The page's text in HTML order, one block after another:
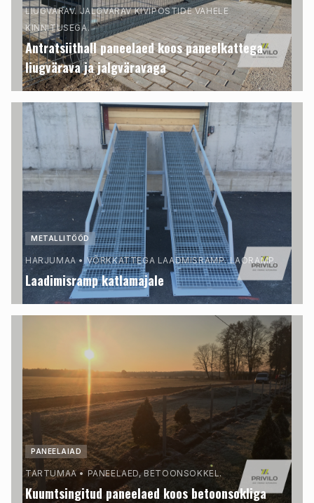
LIUGVÄRAV. JALGVÄRAV KIVIPOSTIDE VAHELE
KINNITUSEGA.
Antratsiithall paneelaed koos paneelkattega
liugvärava ja jalgväravaga
METALLITÖÖD
HARJUMAA • VÕRKKATTEGA LAADMISRAMP. LAORAMP.
Laadimisramp katlamajale
PANEELAIAD
TARTUMAA• PANEELAED, BETOONSOKKEL.
Kuumtsingitud paneelaed koos betoonsokliga